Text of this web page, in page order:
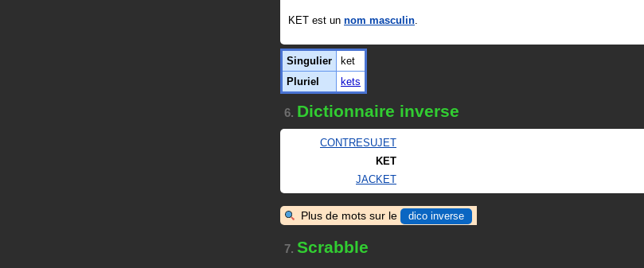
KET est un nom masculin.
Singulier
ket
Pluriel
kets
6. Dictionnaire inverse
CONTRESUJET
KET
JACKET
Plus de mots sur le dico inverse
7. Scrabble